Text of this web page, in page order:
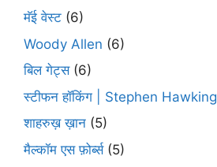
मॅई वेस्ट (6)
Woody Allen (6)
बिल गेट्स(6)
स्टीफन हॉकिंग | Stephen Hawking
शाहरुख़ ख़ान (5)
मैल्कॉम एस फ़ोर्ब्स(5)